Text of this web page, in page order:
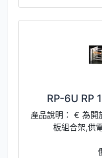
RP-6U RP
產品說明： € 為開
板組合架,供